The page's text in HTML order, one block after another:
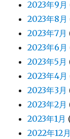
2023年9月
2023年8月
2023年7月
2023年6月
2023年5月
2023年4月
2023年3月
2023年2月
2023年1月
2022年12月